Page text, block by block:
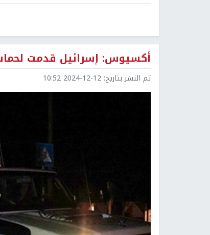
أكسيوس: إسرائيل قدمت
تم النشر بتاريخ: 2024-12-12 10:52